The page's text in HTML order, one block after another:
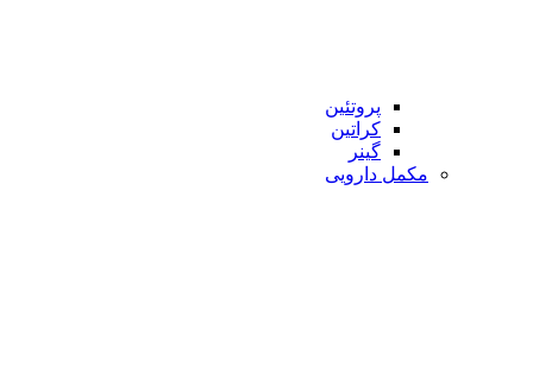
پروتئین
کراتین
گینر
مکمل دارویی